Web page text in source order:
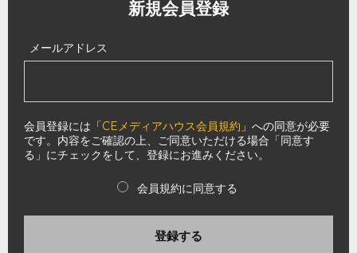
新規会員登録
メールアドレス
会員登録には「CEメディアハウス会員規約 」への同意が必要
です。内容をご確認の上、ご同意いただける場合「同意す
る」にチェックをして、登録にお進みください。
会員規約に同意する
登録する